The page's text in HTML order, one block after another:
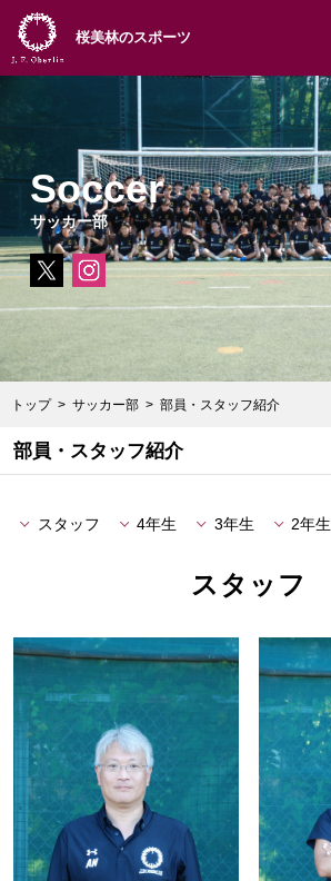
桜美林のスポーツ
Soccer
サッカー部
トップ サッカー部 部員・スタッフ紹介
部員・スタッフ紹介
スタッフ 4年生 3年生 2年生
スタッフ